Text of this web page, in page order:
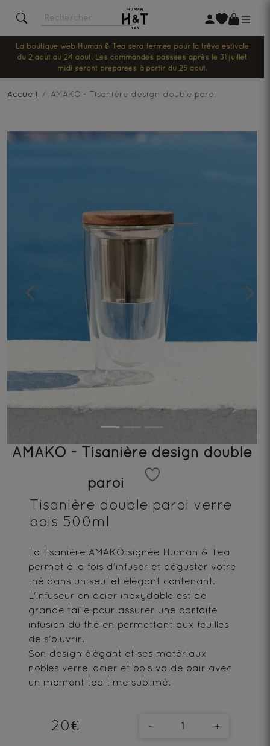
La boutique web Human & Tea sera fermée pour la trêve estivale
du 2 août au 24 août. Les commandes passées après le 31 juillet
midi seront préparées à partir du 25 août.
Accueil AMAKO - Tisanière design double paroi
Previous Next
AMAKO - Tisanière design double
paroi
Tisanière double paroi verre
bois 500ml
La tisanière AMAKO signée Human & Tea
permet à la fois d'infuser et déguster votre
thé dans un seul et élégant contenant.
L'infuseur en acier inoxydable est de
grande taille pour assurer une parfaite
infusion du thé en permettant aux feuilles
de s'oiuvrir.
Son design élégant et ses matériaux
nobles verre, acier et bois va de pair avec
un moment tea time sublimé.
20€ - +